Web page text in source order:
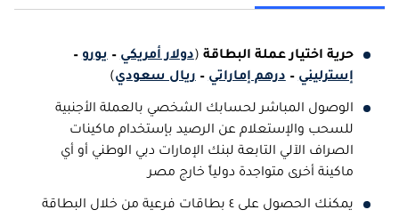
حرية اختيار عملة البطاقة (دولار أمريكي–يورو–
إسترليني–درهم إماراتي–ريال سعودي)
الوصول المباشر لحسابك الشخصي بالعملة الأجنبية
للسحب والإستعلام عن الرصيد بإستخدام ماكينات
الصراف الآلي التابعة لبنك الإمارات دبي الوطني أو أي
ماكينة أخرى متواجدة دولياً خارج مصر
يمكنك الحصول على ٤ بطاقات فرعية من خلال البطاقة